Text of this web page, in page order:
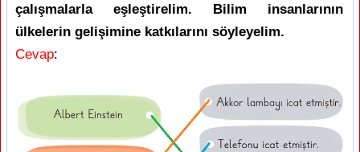
çalışmalarla eşleştirelim. Bilim insanlarının
ülkelerin gelişimine katkılarını söyleyelim.
Cevap: